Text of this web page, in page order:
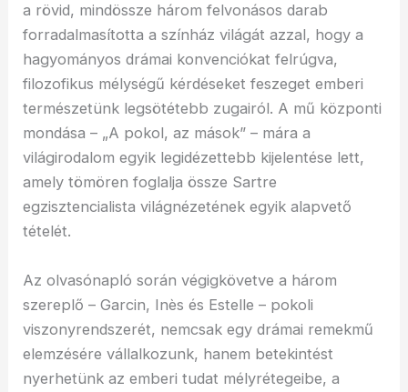
a rövid, mindössze három felvonásos darab
forradalmasította a színház világát azzal, hogy a
hagyományos drámai konvenciókat felrúgva,
filozofikus mélységű kérdéseket feszeget emberi
természetünk legsötétebb zugairól. A mű központi
mondása – „A pokol, az mások” – mára a
világirodalom egyik legidézettebb kijelentése lett,
amely tömören foglalja össze Sartre
egzisztencialista világnézetének egyik alapvető
tételét.
Az olvasónapló során végigkövetve a három
szereplő – Garcin, Inès és Estelle – pokoli
viszonyrendszerét, nemcsak egy drámai remekmű
elemzésére vállalkozunk, hanem betekintést
nyerhetünk az emberi tudat mélyrétegeibe, a